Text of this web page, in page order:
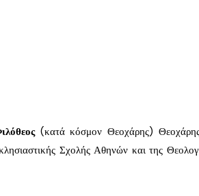
(κατά κόσμον Θεοχάρης)
Σχολής Αθηνών και της